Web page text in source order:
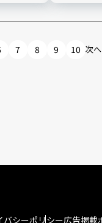
7 8 9 10 次へ
バシーポリシー広告掲載